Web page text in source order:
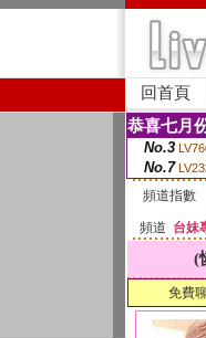
回首頁
恭喜七月
No.3
No.7
頻道指數
頻道 台妹
(
免費